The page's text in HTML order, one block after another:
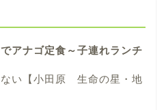
アナゴ定食～子連れランチ
い【小田原 生命の星・地